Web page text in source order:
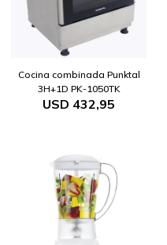
Cocina combinada Punktal
3H+1D PK-1050TK
USD 432,95